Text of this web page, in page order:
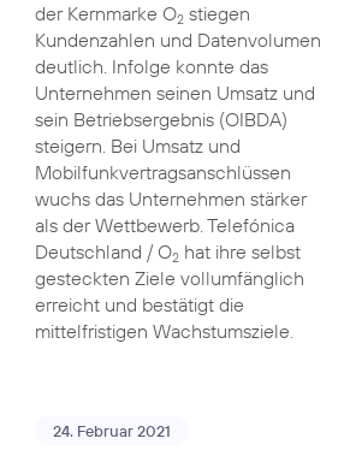
der Kernmarke O2stiegen
Kundenzahlen und Datenvolumen
deutlich. Infolge konnte das
Unternehmen seinen Umsatz und
sein Betriebsergebnis (OIBDA)
steigern. Bei Umsatz und
Mobilfunkvertragsanschlüssen
wuchs das Unternehmen stärker
als der Wettbewerb. Telefónica
Deutschland / O2hat ihre selbst
gesteckten Ziele vollumfänglich
erreicht und bestätigt die
mittelfristigen Wachstumsziele.
24. Februar 2021